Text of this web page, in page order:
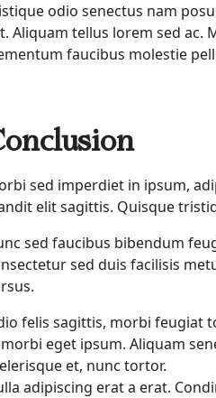
odio senectus nam
Aliquam tellus lorem sed ac.
faucibus molestie
sed imperdiet in ipsum,
elit sagittis. Quisque
sed faucibus bibendum
sed duis facilisis
felis sagittis, morbi feugiat
eget ipsum. Aliquam
et, nunc tortor.
adipiscing erat a erat.